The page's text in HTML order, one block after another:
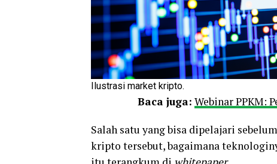
Ilustrasi market kripto.
Baca juga: Webinar PPKM:
Salah satu yang bisa dipelajari
kripto tersebut, bagaimana